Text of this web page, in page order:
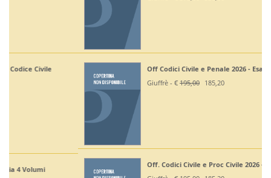
Off Codici Civile e Penale 2026 - Esame Avvocato
Giuffrè - €195,00
Off. Codici Civile e Proc Civile 2026 - Esame Avvocato
Giuffrè - €195,00